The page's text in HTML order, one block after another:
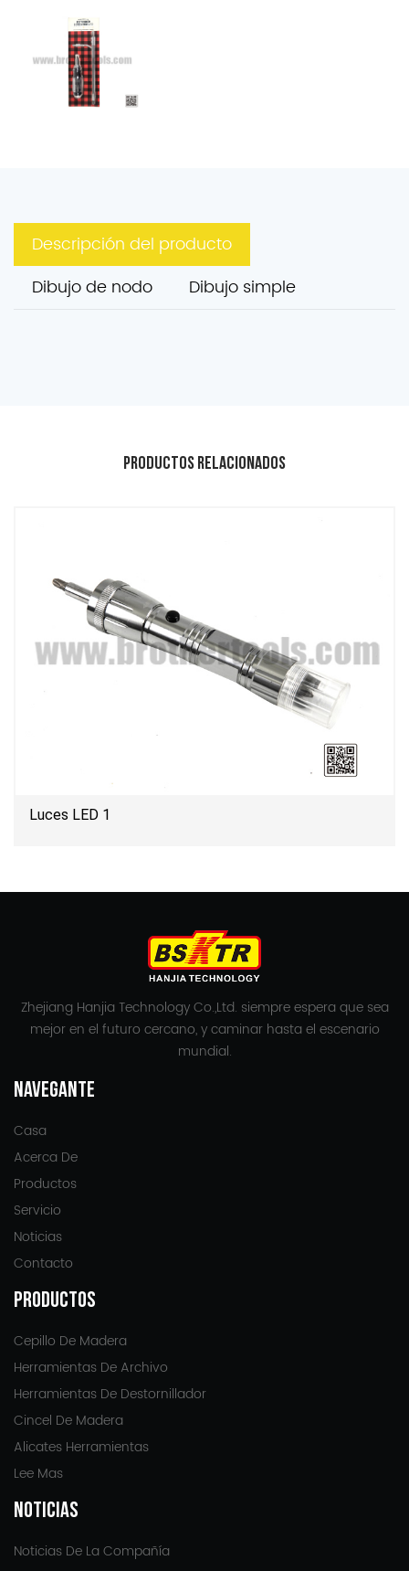
Descripción del producto
Dibujo de nodo
Dibujo simple
Productos relacionados
Luces LED 1
Zhejiang Hanjia Technology Co.,Ltd. siempre espera que sea
mejor en el futuro cercano, y caminar hasta el escenario
mundial.
NAVEGANTE
Casa
Acerca De
Productos
Servicio
Noticias
Contacto
PRODUCTOS
Cepillo De Madera
Herramientas De Archivo
Herramientas De Destornillador
Cincel De Madera
Alicates Herramientas
Lee Mas
NOTICIAS
Noticias De La Compañía